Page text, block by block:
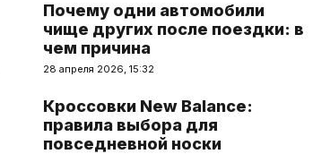
Почему одни автомобили
чище других после поездки: в
чем причина
28 апреля 2026, 15:32
Кроссовки New Balance:
правила выбора для
повседневной носки